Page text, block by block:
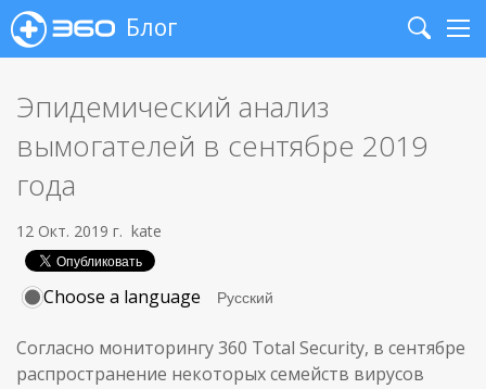
Блог
Search
Эпидемический анализ
вымогателей в сентябре 2019
года
12 Окт. 2019 г. kate
Choose a language
Согласно мониторингу 360 Total Security, в сентябре
распространение некоторых семейств вирусов